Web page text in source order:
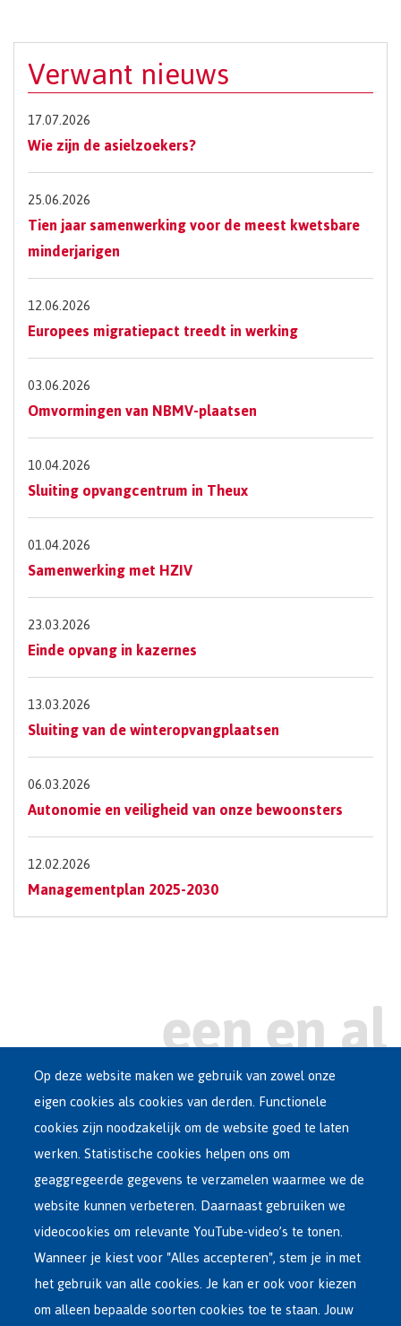
Verwant nieuws
17.07.2026
Wie zijn de asielzoekers?
25.06.2026
Tien jaar samenwerking voor de meest kwetsbare
minderjarigen
12.06.2026
Europees migratiepact treedt in werking
03.06.2026
Omvormingen van NBMV-plaatsen
10.04.2026
Sluiting opvangcentrum in Theux
01.04.2026
Samenwerking met HZIV
23.03.2026
Einde opvang in kazernes
13.03.2026
Sluiting van de winteropvangplaatsen
06.03.2026
Autonomie en veiligheid van onze bewoonsters
12.02.2026
Managementplan 2025-2030
Main
Dutch
Menu
ASIEL IN BELGIË
OPVANGNETWERK
VRIJWILLIGE TERUGKEER
INTERNATIONAAL
OVER FEDASIL
Op deze website maken we gebruik van zowel onze
eigen cookies als cookies van derden. Functionele
cookies zijn noodzakelijk om de website goed te laten
werken. Statistische cookies helpen ons om
geaggregeerde gegevens te verzamelen waarmee we de
website kunnen verbeteren. Daarnaast gebruiken we
videocookies om relevante YouTube-video’s te tonen.
Wanneer je kiest voor "Alles accepteren", stem je in met
het gebruik van alle cookies. Je kan er ook voor kiezen
om alleen bepaalde soorten cookies toe te staan. Jouw